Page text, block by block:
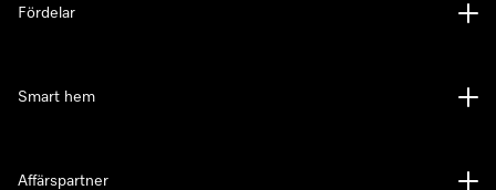
Fördelar
Smart hem
Affärspartner